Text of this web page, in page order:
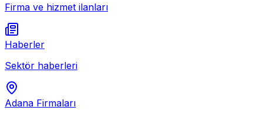
Firma ve hizmet ilanları
Haberler
Sektör haberleri
Adana Firmaları